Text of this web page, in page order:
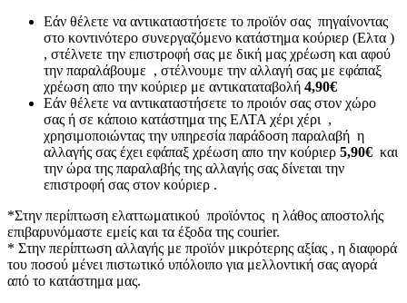
Εάν θέλετε να αντικαταστήσετε το προϊόν σας πηγαίνοντας
στο κοντινότερο συνεργαζόμενο κατάστημα κούριερ (Ελτα )
, στέλνετε την επιστροφή σας με δική μας χρέωση και αφού
την παραλάβουμε , στέλνουμε την αλλαγή σας με εφάπαξ
χρέωση απο την κούριερ με αντικαταταβολή 4,90€
Εάν θέλετε να αντικαταστήσετε το προιόν σας στον χώρο
σας ή σε κάποιο κατάστημα της ΕΛΤΑ χέρι χέρι ,
χρησιμοποιώντας την υπηρεσία παράδοση παραλαβή η
αλλαγής σας έχει εφάπαξ χρέωση απο την κούριερ 5,90€ και
την ώρα της παραλαβής της αλλαγής σας δίνεται την
επιστροφή σας στον κούριερ .
*Στην περίπτωση ελαττωματικού προϊόντος η λάθος αποστολής
επιβαρυνόμαστε εμείς και τα έξοδα της courier.
* Στην περίπτωση αλλαγής με προϊόν μικρότερης αξίας , η διαφορά
του ποσού μένει πιστωτικό υπόλοιπο για μελλοντική σας αγορά
από το κατάστημα μας.